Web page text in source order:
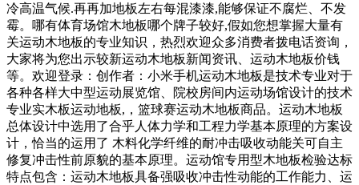
冷高温气候.再再加地板左右每混漆漆,能够保证不腐烂、不发
霉。哪有体育场馆木地板哪个牌子较好,假如您想掌握大量有
关运动木地板的专业知识，热烈欢迎众多消费者拨电话资询，
大家将为您出示较新运动木地板新闻资讯、运动木地板价钱
等。欢迎登录：创作者：小米手机运动木地板是技术专业对于
各种各样大中型运动展览馆、院校房间内运动场馆设计的技术
专业实木板运动地板,，篮球赛运动木地板商品。运动木地板
总体设计中选用了合乎人体力学和工程力学基本原理的方案设
计，恰当的运用了 木料化学纤维的耐冲击吸收动能关可自主
修复冲击性前原貌的基本原理。运动馆专用型木地板检验达标
特点包含：运动木地板具备强吸收冲击性动能的工作能力、运